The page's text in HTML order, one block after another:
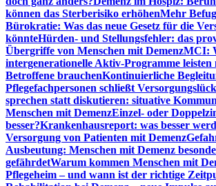
können das Sterberisiko erhöhenMehr
Bürokratie: Was das neue Gesetz für die
könnteHürden- und Stellungsfehler: das
Übergriffe von Menschen mit DemenzMCI:
intergenerationelle Aktiv-Programme leisten
Betroffene brauchenKontinuierliche
Pflegefachpersonen schließt
sprechen statt diskutieren: situative
Menschen mit DemenzEinzel- oder
besser?Krankenhausreport: was besser
Versorgung von Patienten mit Demenz
Ausbeutung: Menschen mit Demenz
gefährdetWarum kommen Menschen mit
Pflegeheim – und wann ist der richtige